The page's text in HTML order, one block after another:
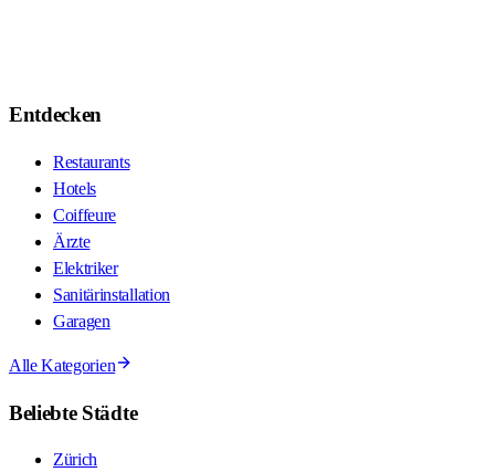
Entdecken
Restaurants
Hotels
Coiffeure
Ärzte
Elektriker
Sanitärinstallation
Garagen
Alle Kategorien
Beliebte Städte
Zürich